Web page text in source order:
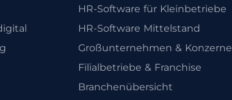
HR-Software für Kleinbetriebe
HR-Software Mittelstand
Großunternehmen & Konzerne
Filialbetriebe & Franchise
Branchenübersicht